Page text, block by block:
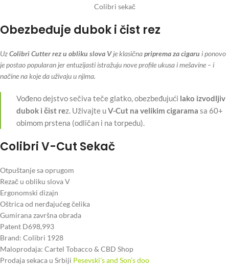
Colibri sekač
Obezbeđuje dubok i čist rez
UzColibri Cutter rez u obliku slova Vje klasičnapriprema za cigaru i ponovo
je postao popularan jer entuzijasti istražuju nove profile ukusa i mešavine – i
načine na koje da uživaju u njima.
Vođeno dejstvo sečiva teče glatko, obezbeđujući lako izvodljiv
dubok i čist rez. Uživajte uV-Cut na velikim cigarama sa 60+
obimom prstena (odličan i na torpedu).
Colibri V-Cut Sekač
Otpuštanje sa oprugom
Rezač u obliku slova V
Ergonomski dizajn
Oštrica od nerđajućeg čelika
Gumirana završna obrada
Patent D698,993
Brand: Colibri 1928
Maloprodaja: Cartel Tobacco & CBD Shop
Prodaja sekaca u Srbiji Pesevski’s and Son’s doo